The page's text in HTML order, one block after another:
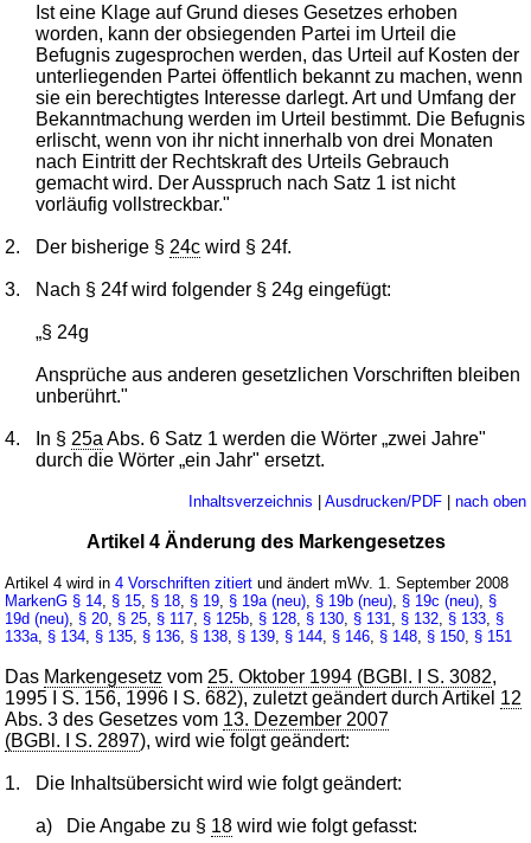
Ist eine Klage auf Grund dieses Gesetzes erhoben
worden, kann der obsiegenden Partei im Urteil die
Befugnis zugesprochen werden, das Urteil auf Kosten der
unterliegenden Partei öffentlich bekannt zu machen, wenn
sie ein berechtigtes Interesse darlegt. Art und Umfang der
Bekanntmachung werden im Urteil bestimmt. Die Befugnis
erlischt, wenn von ihr nicht innerhalb von drei Monaten
nach Eintritt der Rechtskraft des Urteils Gebrauch
gemacht wird. Der Ausspruch nach Satz 1 ist nicht
vorläufig vollstreckbar."
2. Der bisherige § 24c wird § 24f.
3. Nach § 24f wird folgender § 24g eingefügt:
„§ 24g
Ansprüche aus anderen gesetzlichen Vorschriften bleiben
unberührt."
4. In § 25a Abs. 6 Satz 1 werden die Wörter „zwei Jahre"
durch die Wörter „ein Jahr" ersetzt.
Inhaltsverzeichnis | Ausdrucken/PDF| nach oben
Artikel 4 Änderung des Markengesetzes
Artikel 4 wird in4 Vorschriften zitiert und ändert mWv. 1. September 2008
MarkenG § 14 § 15 § 18 § 19 § 19a (neu) § 19b (neu) § 19c (neu) §
19d (neu) § 20 § 25 § 117 § 125b § 128 § 130 § 131 § 132 § 133 §
133a § 134 § 135 § 136 § 138 § 139 § 144 § 146 § 148 § 150 § 151
Das Markengesetz vom 25. Oktober 1994 (BGBl. I S. 3082,
1995 I S. 156, 1996 I S. 682), zuletzt geändert durch Artikel 12
Abs. 3 des Gesetzes vom 13. Dezember 2007
(BGBl. I S. 2897), wird wie folgt geändert:
1. Die Inhaltsübersicht wird wie folgt geändert:
a) Die Angabe zu § 18wird wie folgt gefasst: